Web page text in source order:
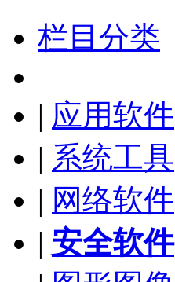
栏目分类
| 应用软件
| 系统工具
| 网络软件
| 安全软件